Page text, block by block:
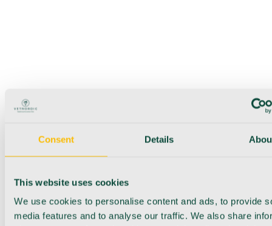
Consent Details
This website uses cookies
We use cookies to personalise content and ads, to provide
media features and to analyse our traffic. We also share